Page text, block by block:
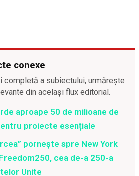
conexe
completă a subiectului, urmărește
din același flux editorial.
aproape 50 de milioane de
proiecte esențiale
pornește spre New York
cea de-a 250-a
Unite